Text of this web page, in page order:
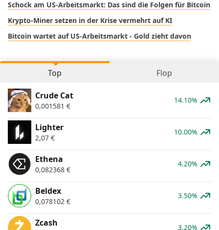
Schock am US-Arbeitsmarkt: Das sind die Folgen für Bitcoin
Krypto-Miner setzen in der Krise vermehrt auf KI
Bitcoin wartet auf US-Arbeitsmarkt - Gold zieht davon
Top Flop
Crude Cat
0,001581 €
14.10%
Lighter
2,07 €
10.00%
Ethena
0,082368 €
4.20%
Beldex
0,078102 €
3.50%
Zcash 3.20%